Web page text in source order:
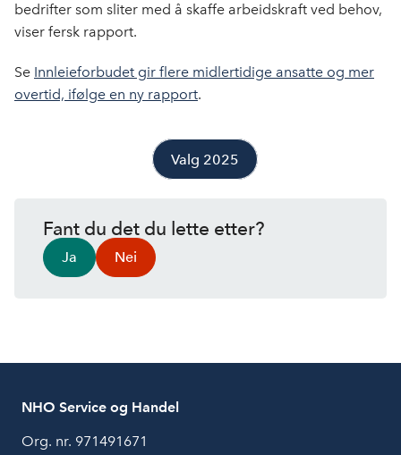
bedrifter som sliter med å skaffe arbeidskraft ved behov,
viser fersk rapport.
Se Innleieforbudet gir flere midlertidige ansatte og mer
overtid, ifølge en ny rapport.
Valg 2025
Fant du det du lette etter?
Ja Nei
NHO Service og Handel
Org. nr. 971491671